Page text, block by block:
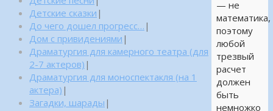
— не
математика,
поэтому
любой
трезвый
расчет
должен
быть
немножко
Детские сказки |
До чего дошел прогресс… |
Дом с привидениями |
Драматургия для камерного театра (для
2-7 актеров) |
Драматургия для моноспектакля (на 1
актера) |
Загадки, шарады |